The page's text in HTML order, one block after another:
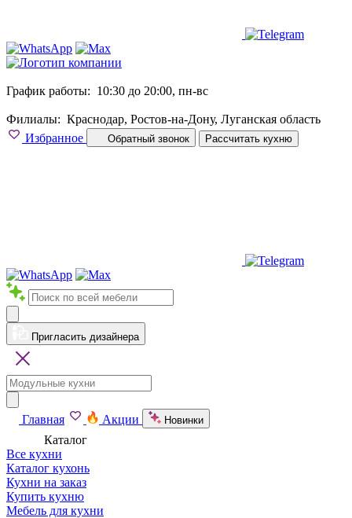
График работы: 10:30 до 20:00, пн-вс
Филиалы: Краснодар, Ростов-на-Дону, Луганская область
Избранное
Обратный звонок Рассчитать кухню
Пригласить дизайнера
Главная Акции Новинки
Каталог
Все кухни
Каталог кухонь
Кухни на заказ
Купить кухню
Мебель для кухни